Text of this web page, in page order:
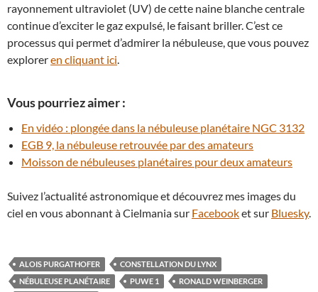
rayonnement ultraviolet (UV) de cette naine blanche centrale
continue d’exciter le gaz expulsé, le faisant briller. C’est ce
processus qui permet d’admirer la nébuleuse, que vous pouvez
exploreren cliquant ici.
Vous pourriez aimer :
En vidéo : plongée dans la nébuleuse planétaire NGC 3132
EGB 9, la nébuleuse retrouvée par des amateurs
Moisson de nébuleuses planétaires pour deux amateurs
Suivez l’actualité astronomique et découvrez mes images du
ciel en vous abonnant à Cielmania sur Facebooket sur Bluesky.
ALOIS PURGATHOFER
CONSTELLATION DU LYNX
NÉBULEUSE PLANÉTAIRE
PUWE 1
RONALD WEINBERGER